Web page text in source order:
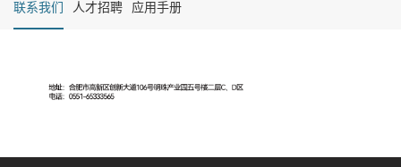
联系我们 人才招聘 应用手册